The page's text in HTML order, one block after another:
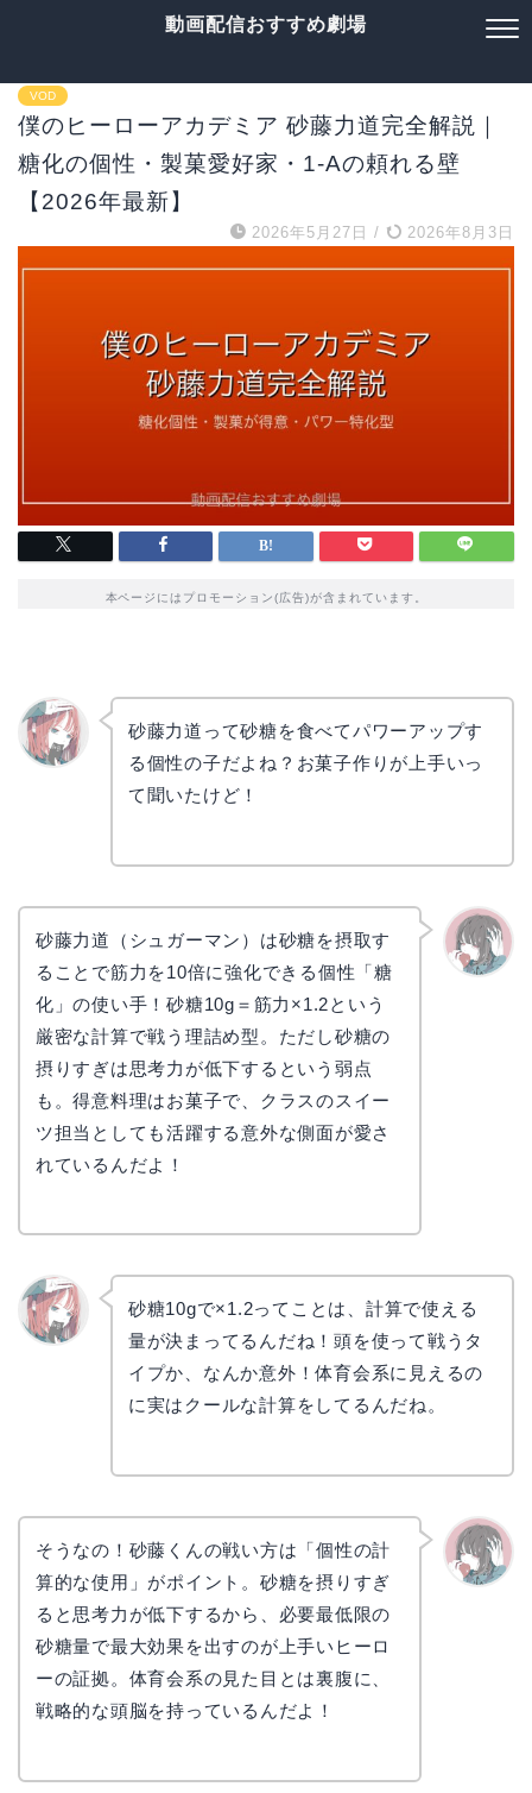
動画配信おすすめ劇場
VOD
僕のヒーローアカデミア 砂藤力道完全解説｜
糖化の個性・製菓愛好家・1-Aの頼れる壁
【2026年最新】
2026年5月27日 / 2026年8月3日
本ページにはプロモーション(広告)が含まれています。
砂藤力道って砂糖を食べてパワーアップす
る個性の子だよね？お菓子作りが上手いっ
て聞いたけど！
砂藤力道（シュガーマン）は砂糖を摂取す
ることで筋力を10倍に強化できる個性「糖
化」の使い手！砂糖10g＝筋力×1.2という
厳密な計算で戦う理詰め型。ただし砂糖の
摂りすぎは思考力が低下するという弱点
も。得意料理はお菓子で、クラスのスイー
ツ担当としても活躍する意外な側面が愛さ
れているんだよ！
砂糖10gで×1.2ってことは、計算で使える
量が決まってるんだね！頭を使って戦うタ
イプか、なんか意外！体育会系に見えるの
に実はクールな計算をしてるんだね。
そうなの！砂藤くんの戦い方は「個性の計
算的な使用」がポイント。砂糖を摂りすぎ
ると思考力が低下するから、必要最低限の
砂糖量で最大効果を出すのが上手いヒーロ
ーの証拠。体育会系の見た目とは裏腹に、
戦略的な頭脳を持っているんだよ！